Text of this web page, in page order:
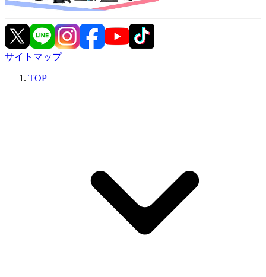
サイトマップ
TOP